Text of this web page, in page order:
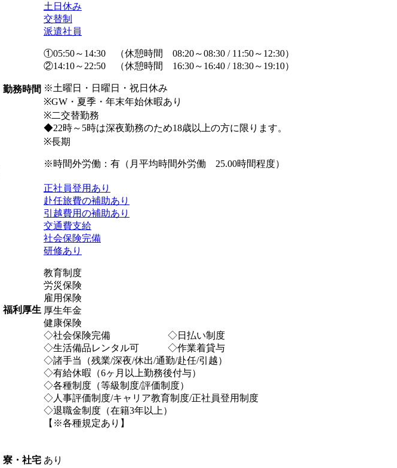
勤務時間
土日休み
交替制
派遣社員
①05:50～14:30 （休憩時間 08:20～08:30 / 11:50～12:30）
②14:10～22:50 （休憩時間 16:30～16:40 / 18:30～19:10）
※土曜日・日曜日・祝日休み
※GW・夏季・年末年始休暇あり
※二交替勤務
◆22時～5時は深夜勤務のため18歳以上の方に限ります。
※長期
※時間外労働：有（月平均時間外労働 25.00時間程度）
福利厚生
正社員登用あり
赴任旅費の補助あり
引越費用の補助あり
交通費支給
社会保険完備
研修あり
教育制度
労災保険
雇用保険
厚生年金
健康保険
◇社会保険完備 ◇日払い制度
◇生活備品レンタル可 ◇作業着貸与
◇諸手当（残業/深夜/休出/通勤/赴任/引越）
◇有給休暇（6ヶ月以上勤務後付与）
◇各種制度（等級制度/評価制度）
◇人事評価制度/キャリア教育制度/正社員登用制度
◇退職金制度（在籍3年以上）
【※各種規定あり】
寮・社宅 あり